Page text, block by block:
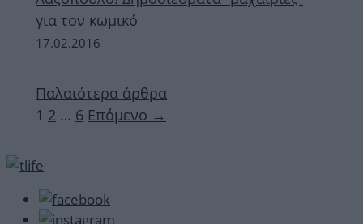
για τον κωμικό
17.02.2016
Παλαιότερα άρθρα
Σελίδα
1 Σελίδα
2 … Σελίδα
6 Επόμενο →